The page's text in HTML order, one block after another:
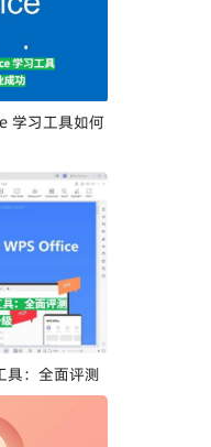
学习工具如何
具：全面评测